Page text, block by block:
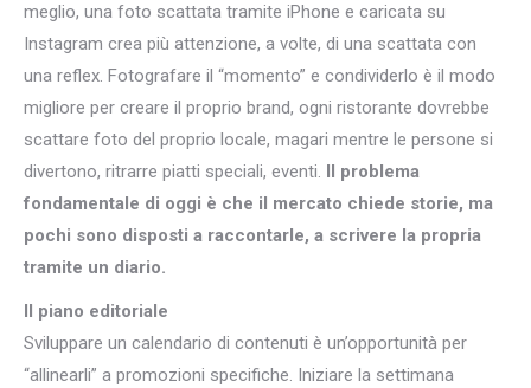
meglio, una foto scattata tramite iPhone e caricata su
Instagram crea più attenzione, a volte, di una scattata con
una reflex. Fotografare il “momento” e condividerlo è il modo
migliore per creare il proprio brand, ogni ristorante dovrebbe
scattare foto del proprio locale, magari mentre le persone si
divertono, ritrarre piatti speciali, eventi. Il problema
fondamentale di oggi è che il mercato chiede storie, ma
pochi sono disposti a raccontarle, a scrivere la propria
tramite un diario.
Il piano editoriale
Sviluppare un calendario di contenuti è un’opportunità per
“allinearli” a promozioni specifiche. Iniziare la settimana